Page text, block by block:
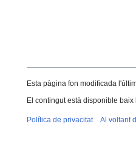
Esta pàgina fon modificada
El contingut està disponible
Política de privacitat Al voltant